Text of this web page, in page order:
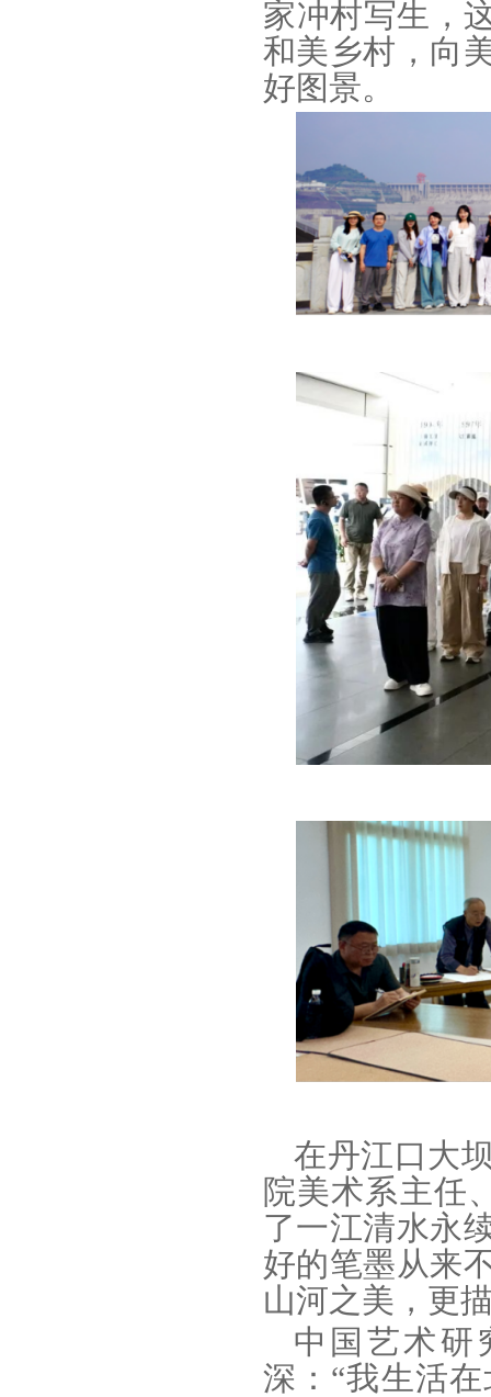
家冲村写生，
和美乡村，向
好图景。
在丹江口大
院美术系主任
了一江清水永
好的笔墨从来
山河之美，更
中国艺术研
深：“我生活